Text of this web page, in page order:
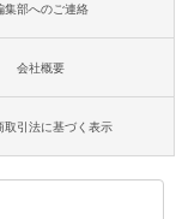
集部へのご連絡
会社概要
取引法に基づく表示